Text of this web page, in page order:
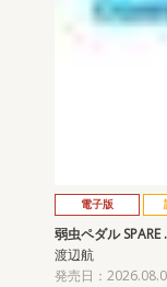
電子版
弱虫ペダル SPARE
渡辺航
発売日：